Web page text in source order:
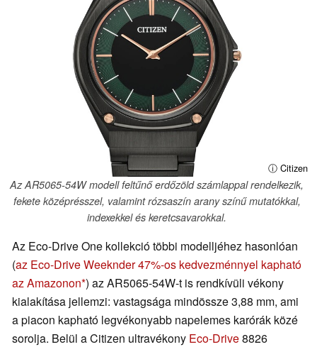
ⓘ Citizen
Az AR5065-54W modell feltűnő erdőzöld számlappal rendelkezik,
fekete középrésszel, valamint rózsaszín arany színű mutatókkal,
indexekkel és keretcsavarokkal.
Az Eco-Drive One kollekció többi modelljéhez hasonlóan
(az Eco-Drive Weeknder 47%-os kedvezménnyel kapható
az Amazonon ) az AR5065-54W-t is rendkívüli vékony
kialakítása jellemzi: vastagsága mindössze 3,88 mm, ami
a piacon kapható legvékonyabb napelemes karórák közé
sorolja. Belül a Citizen ultravékony Eco-Drive8826